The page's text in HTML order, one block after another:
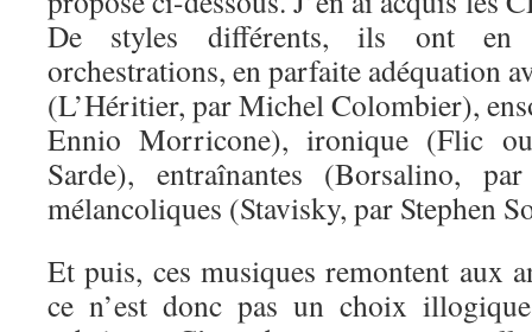
De styles différents, ils ont en
orchestrations, en parfaite adéquation
(L’Héritier, par Michel Colombier),
Ennio Morricone), ironique (Flic
Sarde), entraînantes (Borsalino,
mélancoliques (Stavisky, par Stephen
Et puis, ces musiques remontent aux
ce n’est donc pas un choix